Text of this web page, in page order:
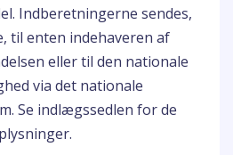
Indberetningerne sendes,
til enten indehaveren af
eller til den nationale
via det nationale
Se indlægssedlen for de